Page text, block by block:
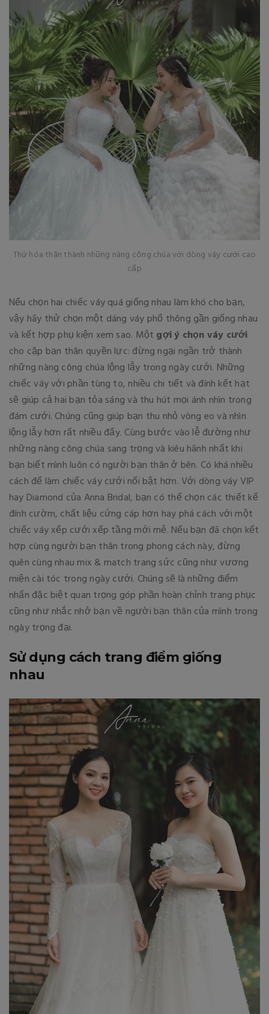
Thử hóa thân thành những nàng công chúa với dòng váy cưới cao
cấp
Nếu chọn hai chiếc váy quá giống nhau làm khó cho bạn,
vậy hãy thử chọn một dáng váy phổ thông gần giống nhau
và kết hợp phụ kiện xem sao. Một gợi ý chọn váy cưới
cho cặp bạn thân quyền lực: đừng ngại ngần trở thành
những nàng công chúa lộng lẫy trong ngày cưới. Những
chiếc váy với phần tùng to, nhiều chi tiết và đính kết hạt
sẽ giúp cả hai bạn tỏa sáng và thu hút mọi ánh nhìn trong
đám cưới. Chúng cũng giúp bạn thu nhỏ vòng eo và nhìn
lộng lẫy hơn rất nhiều đấy. Cùng bước vào lễ đường như
những nàng công chúa sang trọng và kiêu hãnh nhất khi
bạn biết mình luôn có người bạn thân ở bên. Có khá nhiều
cách để làm chiếc váy cưới nổi bật hơn. Với dòng váy VIP
hay Diamond của Anna Bridal, bạn có thể chọn các thiết kế
đính cườm, chất liệu cứng cáp hơn hay phá cách với một
chiếc váy xếp cưới xếp tầng mới mẻ. Nếu bạn đã chọn kết
hợp cùng người bạn thân trong phong cách này, đừng
quên cùng nhau mix & match trang sức cũng như vương
miện cài tóc trong ngày cưới. Chúng sẽ là những điểm
nhấn đặc biệt quan trọng góp phần hoàn chỉnh trang phục
cũng như nhắc nhở bạn về người bạn thân của mình trong
ngày trọng đại.
Sử dụng cách trang điểm giống
nhau